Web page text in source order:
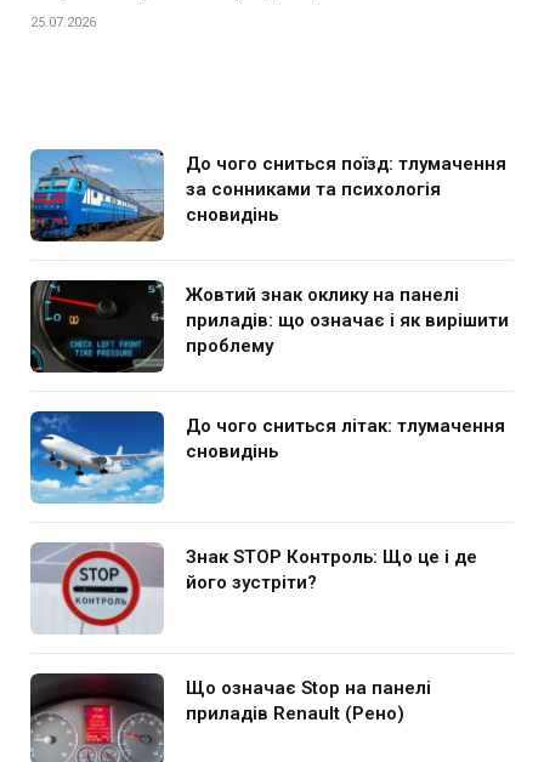
25.07.2026
До чого сниться поїзд: тлумачення
за сонниками та психологія
сновидінь
Жовтий знак оклику на панелі
приладів: що означає і як вирішити
проблему
До чого сниться літак: тлумачення
сновидінь
Знак STOP Контроль: Що це і де
його зустріти?
Що означає Stop на панелі
приладів Renault (Рено)